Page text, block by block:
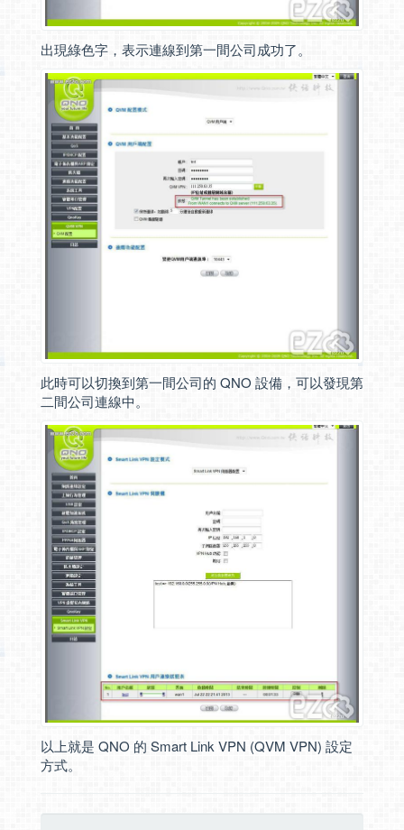
出現綠色字，表示連線到第一間公司成功了。
此時可以切換到第一間公司的 QNO 設備，可以發現第
二間公司連線中。
以上就是 QNO 的 Smart Link VPN (QVM VPN) 設定
方式。